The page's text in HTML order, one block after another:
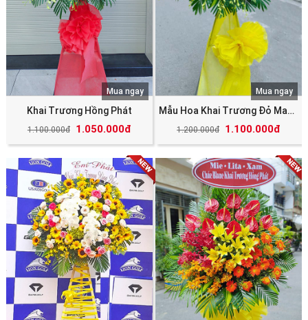
Khai Trương Hồng Phát
1.100.000đ 1.050.000đ
Mua ngay
Mẫu Hoa Khai Trương Đỏ May Mắn Tài Lộc
1.200.000đ 1.100.000đ
Mua ngay